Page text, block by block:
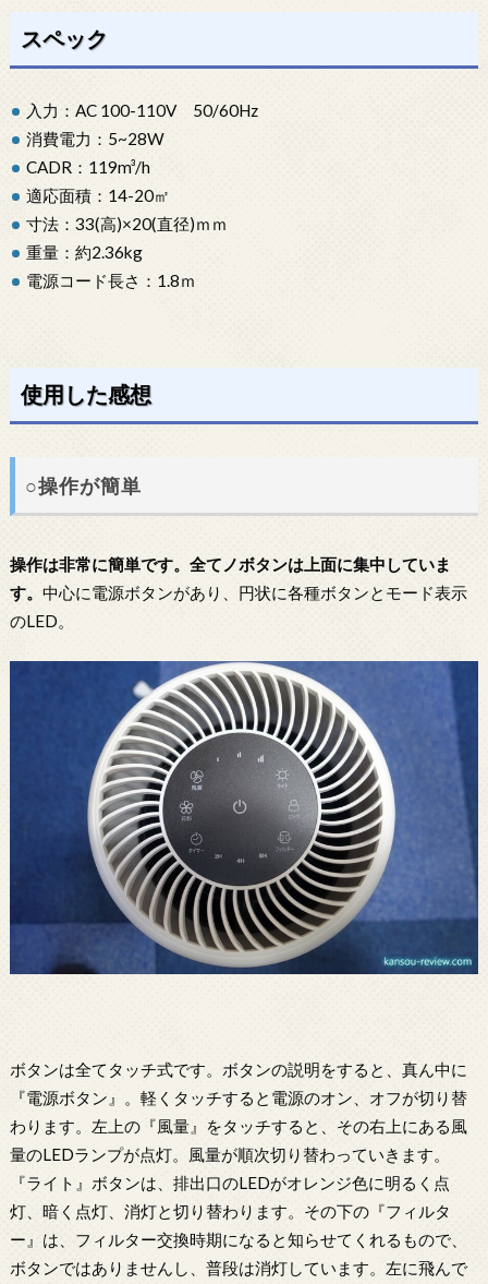
スペック
入力：AC 100-110V 50/60Hz
消費電力：5~28W
CADR：119m³/h
適応面積：14-20㎡
寸法：33(高)×20(直径)ｍｍ
重量：約2.36kg
電源コード長さ：1.8ｍ
使用した感想
○操作が簡単
操作は非常に簡単です。全てノボタンは上面に集中していま
す。 中心に電源ボタンがあり、円状に各種ボタンとモード表示
のLED。
ボタンは全てタッチ式です。ボタンの説明をすると、真ん中に
『電源ボタン』。軽くタッチすると電源のオン、オフが切り替
わります。左上の『風量』をタッチすると、その右上にある風
量のLEDランプが点灯。風量が順次切り替わっていきます。
『ライト』ボタンは、排出口のLEDがオレンジ色に明るく点
灯、暗く点灯、消灯と切り替わります。その下の『フィルタ
ー』は、フィルター交換時期になると知らせてくれるもので、
ボタンではありませんし、普段は消灯しています。左に飛んで